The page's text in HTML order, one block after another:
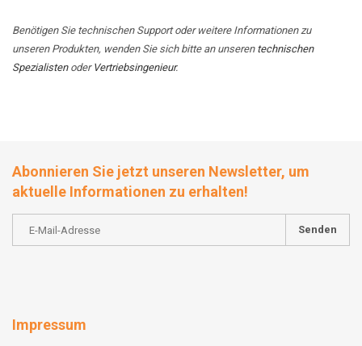
Benötigen Sie technischen Support oder weitere Informationen zu
unseren Produkten, wenden Sie sich bitte an unseren technischen
Spezialistenoder Vertriebsingenieur.
Abonnieren Sie jetzt unseren Newsletter, um
aktuelle Informationen zu erhalten!
Senden
Impressum